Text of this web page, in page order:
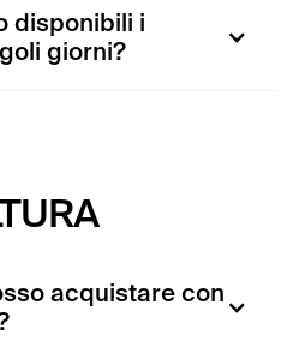
disponibili i
giorni?
acquistare con